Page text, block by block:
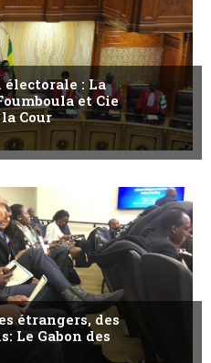
: La
et Cie
Cour
étrangers, des
Le Gabon des